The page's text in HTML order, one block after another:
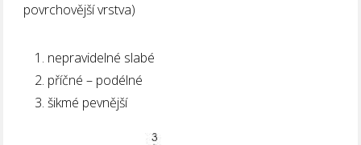
povrchovější vrstva)
nepravidelné slabé
příčné – podélné
šikmé pevnější